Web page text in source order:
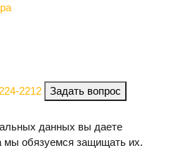
2212 Задать вопрос
данных вы даете
мы обязуемся защищать их.